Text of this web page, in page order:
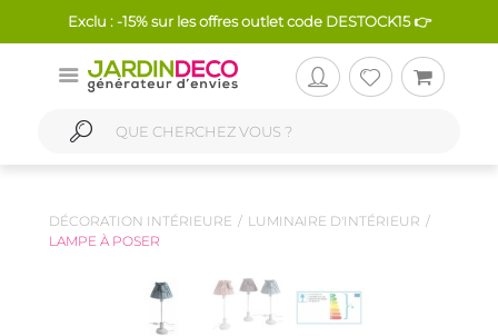
Exclu : -15% sur les offres outlet code DESTOCK15 👉
DÉCORATION INTÉRIEURE
LUMINAIRE D'INTÉRIEUR
LAMPE À POSER